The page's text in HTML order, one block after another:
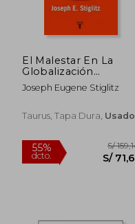
55%
dcto.
El Malestar En La
Globalización
(pensamiento, Band
709011)
Joseph Eugene Stiglitz
Taurus, Tapa Dura, Usado